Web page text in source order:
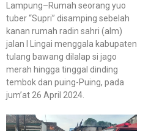
Lampung–Rumah seorang yuo
tuber “Supri” disamping sebelah
kanan rumah radin sahri (alm)
jalan I Lingai menggala kabupaten
tulang bawang dilalap si jago
merah hingga tinggal dinding
tembok dan puing-Puing, pada
jum’at 26 April 2024.